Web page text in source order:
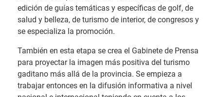
edición de guías temáticas y específicas de golf, de
salud y belleza, de turismo de interior, de congresos y
se especializa la promoción.
También en esta etapa se crea el Gabinete de Prensa
para proyectar la imagen más positiva del turismo
gaditano más allá de la provincia. Se empieza a
trabajar entonces en la difusión informativa a nivel